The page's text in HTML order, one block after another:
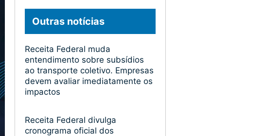
Outras notícias
Receita Federal muda
entendimento sobre subsídios
ao transporte coletivo. Empresas
devem avaliar imediatamente os
impactos
Receita Federal divulga
cronograma oficial dos